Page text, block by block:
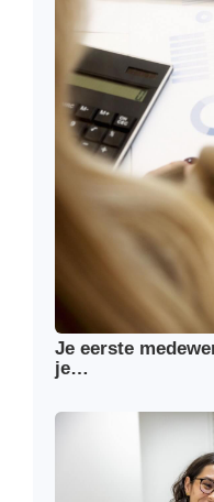
Je eerste
je…